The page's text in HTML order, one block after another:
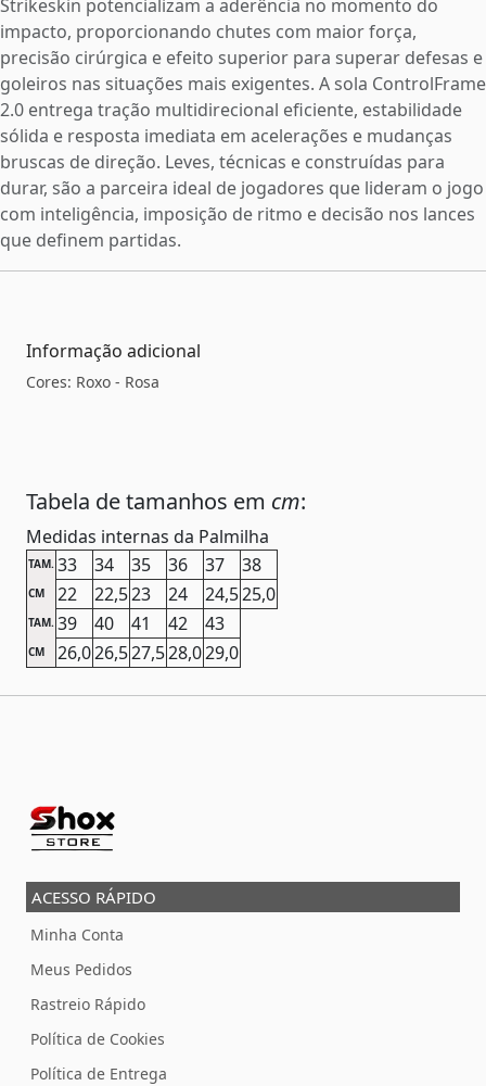
Strikeskin potencializam a aderência no momento do
impacto, proporcionando chutes com maior força,
precisão cirúrgica e efeito superior para superar defesas e
goleiros nas situações mais exigentes. A sola ControlFrame
2.0 entrega tração multidirecional eficiente, estabilidade
sólida e resposta imediata em acelerações e mudanças
bruscas de direção. Leves, técnicas e construídas para
durar, são a parceira ideal de jogadores que lideram o jogo
com inteligência, imposição de ritmo e decisão nos lances
que definem partidas.
Informação adicional
Cores: Roxo - Rosa
Tabela de tamanhos em cm:
Medidas internas da Palmilha
TAM. 33 34 35 36 37 38
CM 22 22,523 24 24,525,0
TAM. 39 40 41 42 43
CM 26,026,527,528,029,0
ACESSO RÁPIDO
Minha Conta
Meus Pedidos
Rastreio Rápido
Política de Cookies
Política de Entrega